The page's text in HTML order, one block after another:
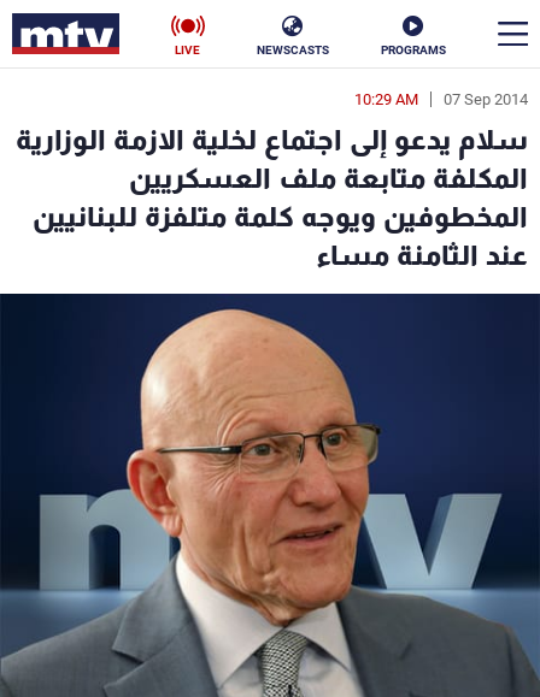
PROGRAMS
NEWSCASTS
LIVE
07 Sep 2014
10:29 AM
سلام يدعو إلى اجتماع لخلية الازمة الوزارية
المكلفة متابعة ملف العسكريين
المخطوفين ويوجه كلمة متلفزة للبنانيين
عند الثامنة مساء
en
الأخبار
سياسة ناس
رياضة
البرامج
جدول البرامج
شاهد البرامج
الترددات
وظائف